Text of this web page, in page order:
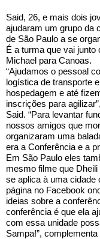
Said, 26, e mais dois
ajudaram um grupo da
de São Paulo a se
É a turma que vai junto
Michael para Canoas.
“Ajudamos o pessoal
logística de transporte e
hospedagem e até
inscrições para
Said. “Para levantar
nossos amigos que
organizaram uma
era a Conferência e a
Em São Paulo eles
mesmo filme que
se aplica à uma cidade
página no Facebook
ideias sobre a
conferência é que ela
com essa unidade
Sampa!”, complementa